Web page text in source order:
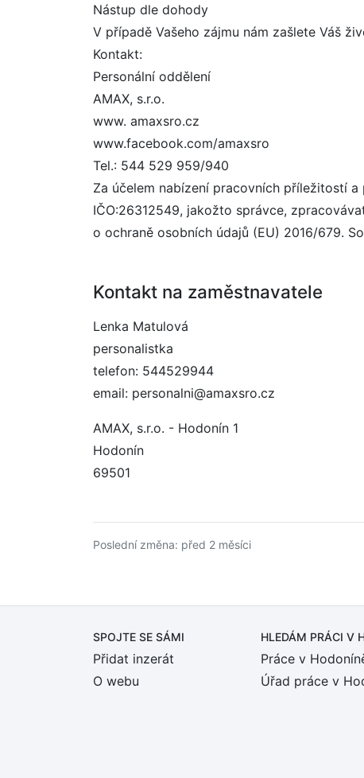
Nástup dle dohody
V případě Vašeho zájmu nám zašlete Váš
Kontakt:
Personální oddělení
AMAX, s.r.o.
www. amaxsro.cz
www.facebook.com/amaxsro
Tel.: 544 529 959/940
Za účelem nabízení pracovních příležitostí
IČO:26312549, jakožto správce,
o ochraně osobních údajů (EU) 2016/679.
Kontakt na zaměstnavatele
Lenka Matulová
personalistka
telefon: 544529944
email: personalni@amaxsro.cz
AMAX, s.r.o. - Hodonín 1
Hodonín
69501
Poslední změna: před 2 měsíci
SPOJTE SE SÁMI
Přidat inzerát
O webu
HLEDÁM PRÁCI V
Práce v
Úřad práce v